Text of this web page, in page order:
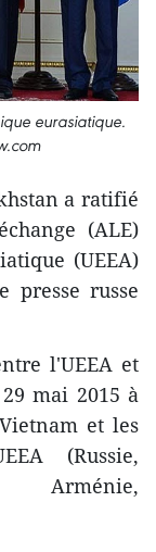
eurasiatique.
a ratifié
(ALE)
(UEEA)
presse russe
l'UEEA et
mai 2015 à
et les
(Russie,
Arménie,